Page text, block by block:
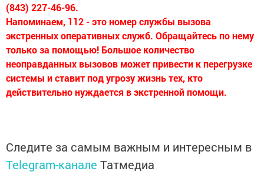
(843) 227-46-96.
Напоминаем, 112 - это номер службы вызова
экстренных оперативных служб. Обращайтесь по нему
только за помощью! Большое количество
неоправданных вызовов может привести к перегрузке
системы и ставит под угрозу жизнь тех, кто
действительно нуждается в экстренной помощи.
Следите за самым важным и интересным в
Telegram-канале Татмедиа